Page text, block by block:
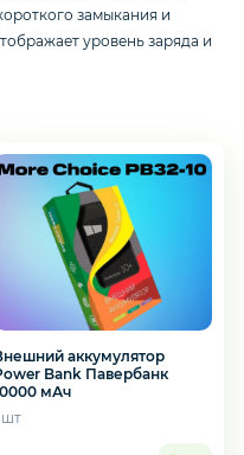
замыкания и
уровень заряда и
аккумулятор
Bank Павербанк
мАч
шт